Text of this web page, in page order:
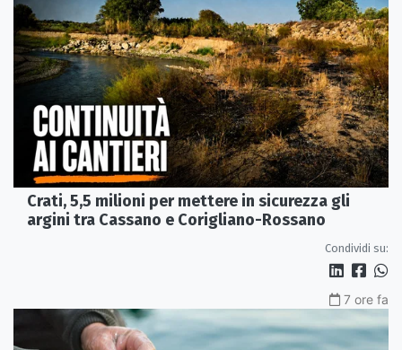
Crati, 5,5 milioni per mettere in sicurezza gli
argini tra Cassano e Corigliano-Rossano
Condividi su:
7 ore fa